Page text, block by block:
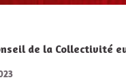
de la Collectivité